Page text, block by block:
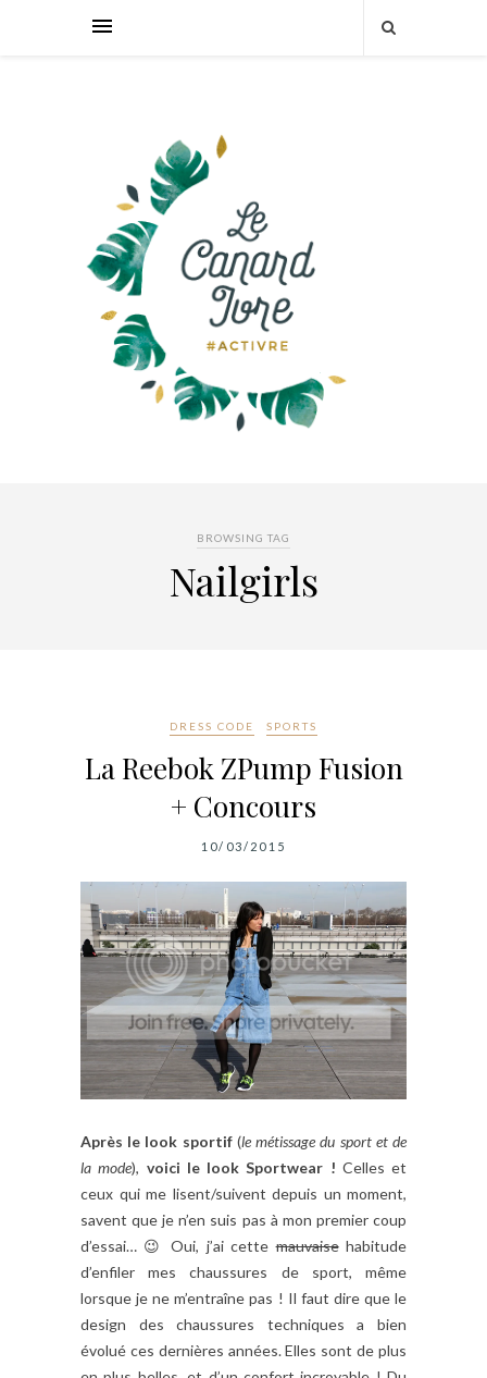
BROWSING TAG
Nailgirls
DRESS CODE SPORTS
La Reebok ZPump Fusion
+ Concours
10/03/2015
Après le look sportif(le métissage du sport et de
la mode), voici le look Sportwear ! Celles et
ceux qui me lisent/suivent depuis un moment,
savent que je n’en suis pas à mon premier coup
d’essai… 😉 Oui, j’ai cettemauvaisehabitude
d’enfiler mes chaussures de sport, même
lorsque je ne m’entraîne pas ! Il faut dire que le
design des chaussures techniques a bien
évolué ces dernières années. Elles sont de plus